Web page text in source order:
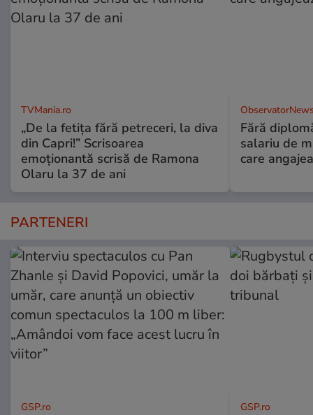
TVMania.ro
„De la fetița fără petreceri, la diva
din Capri!” Scrisoarea
emoționantă scrisă de Ramona
Olaru la 37 de ani
Fără
salariu de
care
PARTENERI
GSP.ro GSP.ro